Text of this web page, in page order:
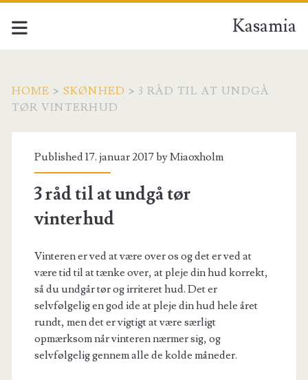
Kasamia
HOME > SKØNHED >3 RÅD TIL AT UNDGÅ
TØR VINTERHUD
Published 17. januar 2017 byMiaoxholm
3 råd til at undgå tør
vinterhud
Vinteren er ved at være over os og det er ved at
være tid til at tænke over, at pleje din hud korrekt,
så du undgår tør og irriteret hud. Det er
selvfølgelig en god ide at pleje din hud hele året
rundt, men det er vigtigt at være særligt
opmærksom når vinteren nærmer sig, og
selvfølgelig gennem alle de kolde måneder.